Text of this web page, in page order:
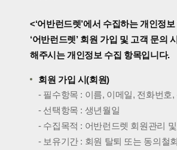
<‘어반런드렛’에서 수집하는 개인정
‘어반런드렛’ 회원 가입 및 고객 문의
해주시는 개인정보 수집 항목입니다.
회원 가입 시(회원)
- 필수항목 : 이름, 이메일, 전화번호,
- 선택항목 : 생년월일
- 수집목적 : 어반런드렛 회원관리
- 보유기간 : 회원 탈퇴 또는 동의철